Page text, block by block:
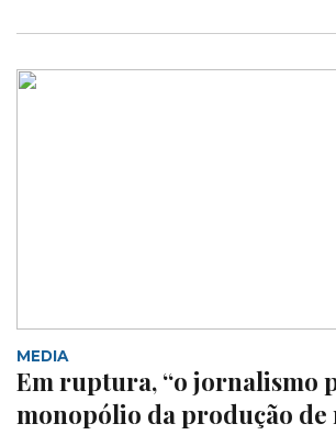
MEDIA
Em ruptura, “o jornalismo
monopólio da produção de